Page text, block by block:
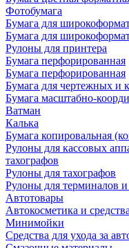
Фотобумага
Бумага для
Бумага для
Рулоны для принтера
Бумага перфорированная
Бумага перфорированная
Бумага для чертежных и
Бумага масштабно-
Ватман
Калька
Бумага копировальная
Рулоны для кассовых
тахографов
Рулоны для тахографов
Рулоны для терминалов
Автотовары
Автокосметика и
Минимойки
Средства для ухода за